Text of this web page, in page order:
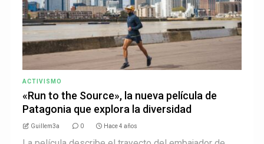
ACTIVISMO
«Run to the Source», la nueva película de
Patagonia que explora la diversidad
Guillem3a 0 Hace 4 años